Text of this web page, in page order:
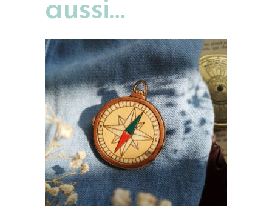
aussi…
AJOUTER AU PANIER